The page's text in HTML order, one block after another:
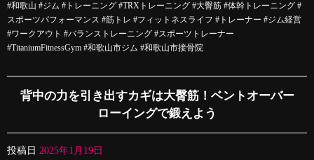
#和歌山 #ジム #トレーニング #TRXトレーニング #大臀筋 #体幹トレーニング #
スポーツパフォーマンス #筋トレ #フィットネスライフ #トレーナー #ジム経営
#ワークアウト #バランストレーニング #スポーツトレーナー
#TitaniumFitnessGym #和歌山市ジム #和歌山市接骨院
背中の力を引き出すカギは大臀筋！ベントオーバー
ローイングで鍛えよう
投稿日 2025年1月19日